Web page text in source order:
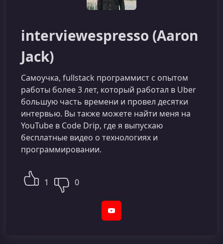
interviewespresso (Aaron
Jack)
Самоучка, fullstack программист c опытом
работы более 3 лет, который работал в Uber
большую часть времени и провел десятки
интервью. Вы также можете найти меня на
YouTube в Code Drip, где я выпускаю
бесплатные видео о технологиях и
программировании.
1 0
YouTube